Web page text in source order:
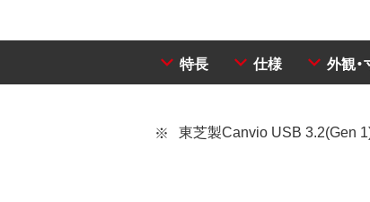
特長 仕様 外観
東芝製Canvio USB 3.2(Gen